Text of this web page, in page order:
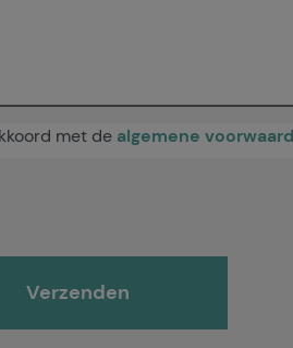
met de algemene